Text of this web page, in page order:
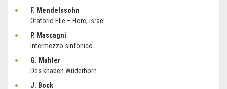
F. Mendelssohn
Oratorio Elie – Höre, Israel
P. Mascagni
Intermezzo sinfonico
G. Mahler
Des knaben Wuderhorn
J. Bock